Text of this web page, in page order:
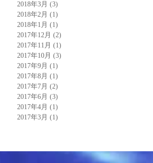
2018年3月 (3)
2018年2月 (1)
2018年1月 (1)
2017年12月 (2)
2017年11月 (1)
2017年10月 (3)
2017年9月 (1)
2017年8月 (1)
2017年7月 (2)
2017年6月 (3)
2017年4月 (1)
2017年3月 (1)